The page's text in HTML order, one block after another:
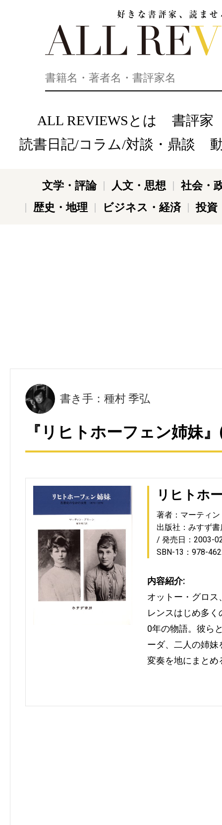
ALL REVIEWSとは
書評家
読書日記/コラム/対談・鼎談
文学・評論 人文・思想
社会・
歴史・地理
ビジネス・経済 投資
書き手：種村 季弘
『リヒトホーフェン姉妹
リヒトホ
著者：マーティ
出版社：みすず書
発売日：2003-
SBN-13：978-
内容紹介:
オットー・グロス
レンスはじめ多
0年の物語。彼ら
ーダ、二人の姉
変奏を地にまとめ